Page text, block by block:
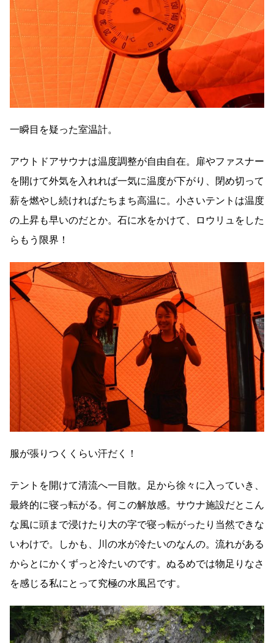
一瞬目を疑った室温計。
アウトドアサウナは温度調整が自由自在。扉やファスナー
を開けて外気を入れれば一気に温度が下がり、閉め切って
薪を燃やし続ければたちまち高温に。小さいテントは温度
の上昇も早いのだとか。石に水をかけて、ロウリュをした
らもう限界！
服が張りつくくらい汗だく！
テントを開けて清流へ一目散。足から徐々に入っていき、
最終的に寝っ転がる。何この解放感。サウナ施設だとこん
な風に頭まで浸けたり大の字で寝っ転がったり当然できな
いわけで。しかも、川の水が冷たいのなんの。流れがある
からとにかくずっと冷たいのです。ぬるめでは物足りなさ
を感じる私にとって究極の水風呂です。